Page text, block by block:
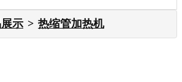
示 热缩管加热机